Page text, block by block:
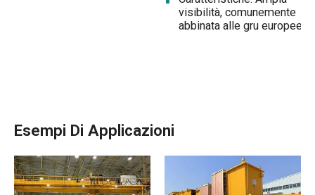
visibilità, comunemente
abbinata alle gru europee.
Esempi Di Applicazioni